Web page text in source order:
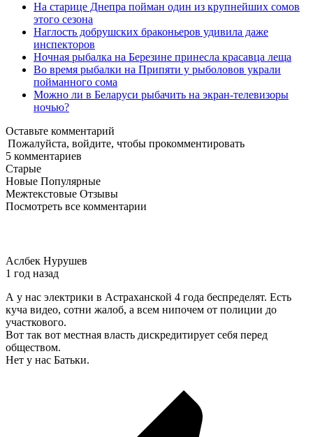
На старице Днепра пойман один из крупнейших сомов
этого сезона
Наглость добрушских браконьеров удивила даже
инспекторов
Ночная рыбалка на Березине принесла красавца леща
Во время рыбалки на Припяти у рыболовов украли
пойманного сома
Можно ли в Беларуси рыбачить на экран-телевизоры
ночью?
Оставьте комментарий
Пожалуйста, войдите, чтобы прокомментировать
5 комментариев
Старые
Новые Популярные
Межтекстовые Отзывы
Посмотреть все комментарии
Аслбек Нурушев
1 год назад
А у нас электрики в Астраханской 4 года беспределят. Есть
куча видео, сотни жалоб, а всем нипочем от полиции до
участкового.
Вот так вот местная власть дискредитирует себя перед
обществом.
Нет у нас Батьки.